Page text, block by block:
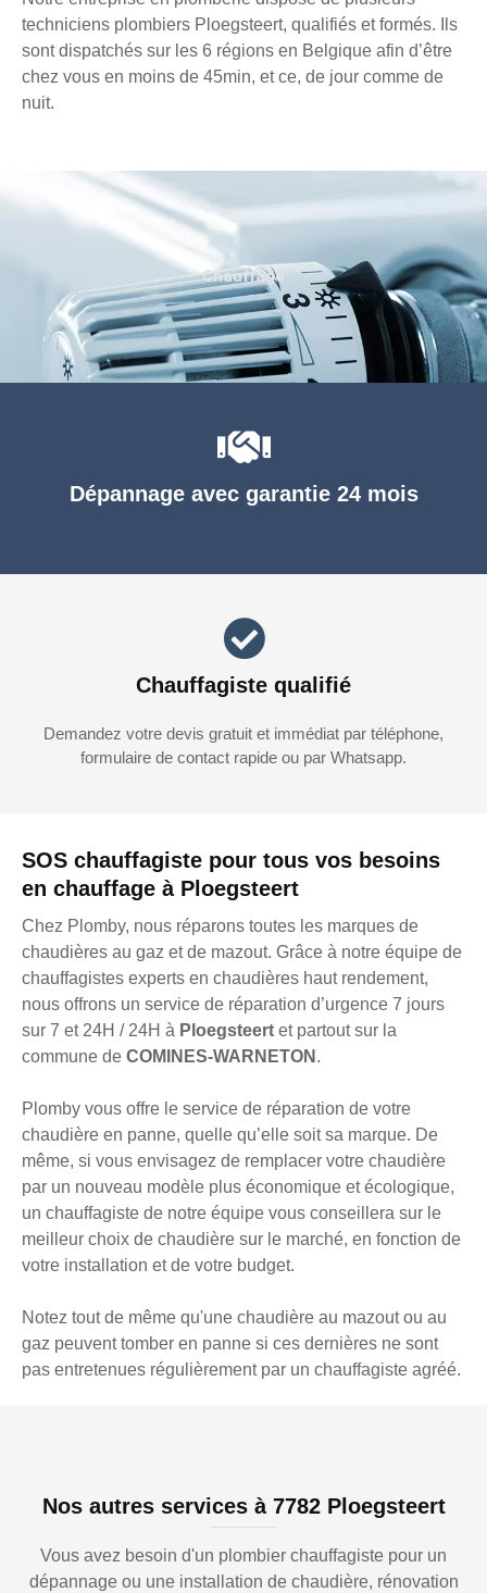
techniciens plombiers Ploegsteert, qualifiés et formés. Ils
sont dispatchés sur les 6 régions en Belgique afin d’être
chez vous en moins de 45min, et ce, de jour comme de
nuit.
SOS chauffagiste pour tous vos besoins
en chauffage à Ploegsteert
Chez Plomby, nous réparons toutes les marques de
chaudières au gaz et de mazout. Grâce à notre équipe de
chauffagistes experts en chaudières haut rendement,
nous offrons un service de réparation d’urgence 7 jours
sur 7 et 24H / 24H à Ploegsteert et partout sur la
commune de COMINES-WARNETON .
Plomby vous offre le service de réparation de votre
chaudière en panne, quelle qu’elle soit sa marque. De
même, si vous envisagez de remplacer votre chaudière
par un nouveau modèle plus économique et écologique,
un chauffagiste de notre équipe vous conseillera sur le
meilleur choix de chaudière sur le marché, en fonction de
votre installation et de votre budget.
Notez tout de même qu'une chaudière au mazout ou au
gaz peuvent tomber en panne si ces dernières ne sont
pas entretenues régulièrement par un chauffagiste agréé.
Dépannage avec garantie 24 mois
Chauffagiste qualifié
Demandez votre devis gratuit et immédiat par téléphone,
formulaire de contact rapide ou par Whatsapp.
Chauffage
Nos autres services à 7782 Ploegsteert
Vous avez besoin d'un plombier chauffagiste pour un
dépannage ou une installation de chaudière, rénovation